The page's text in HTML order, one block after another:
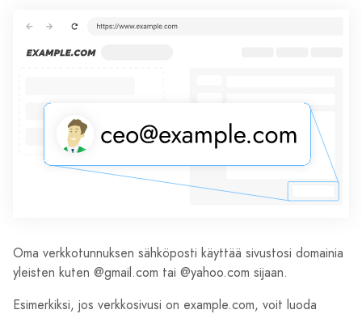
Oma verkkotunnuksen sähköposti käyttää sivustosi domainia
yleisten kuten @gmail.com tai @yahoo.com sijaan.
Esimerkiksi, jos verkkosivusi on example.com, voit luoda